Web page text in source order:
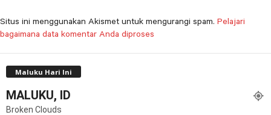
Situs ini menggunakan Akismet untuk mengurangi spam. Pelajari
bagaimana data komentar Anda diproses
Maluku Hari Ini
MALUKU, ID
Broken Clouds